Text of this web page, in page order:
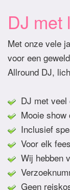
DJ met
Met onze vele
voor een
Allround DJ,
DJ met
Mooie
Inclusief
Voor elk
Wij hebben
Geen